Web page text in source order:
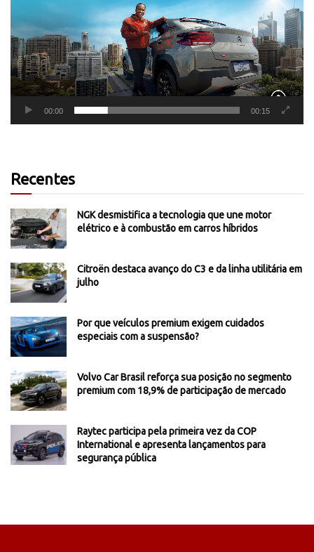
00:00 00:15
Recentes
NGK desmistifica a tecnologia que une motor
elétrico e à combustão em carros híbridos
Citroën destaca avanço do C3 e da linha utilitária em
julho
Por que veículos premium exigem cuidados
especiais com a suspensão?
Volvo Car Brasil reforça sua posição no segmento
premium com 18,9% de participação de mercado
Raytec participa pela primeira vez da COP
International e apresenta lançamentos para
segurança pública